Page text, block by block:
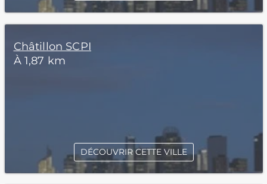
Châtillon SCPI
À 1,87 km
DÉCOUVRIR CETTE VILLE